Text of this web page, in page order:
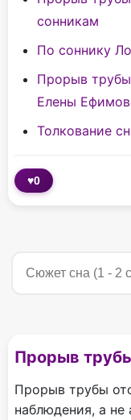
сонникам
По соннику
Прорыв трубы
Елены
Толкование
♥0
Прорыв
Прорыв трубы
наблюдения, а не